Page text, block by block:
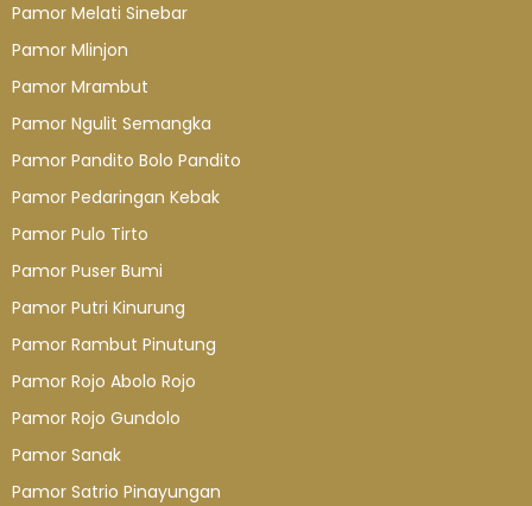
Pamor Melati Sinebar
Pamor Mlinjon
Pamor Mrambut
Pamor Ngulit Semangka
Pamor Pandito Bolo Pandito
Pamor Pedaringan Kebak
Pamor Pulo Tirto
Pamor Puser Bumi
Pamor Putri Kinurung
Pamor Rambut Pinutung
Pamor Rojo Abolo Rojo
Pamor Rojo Gundolo
Pamor Sanak
Pamor Satrio Pinayungan